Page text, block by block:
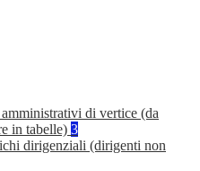
di vertice (da
in tabelle) 3
dirigenziali (dirigenti non